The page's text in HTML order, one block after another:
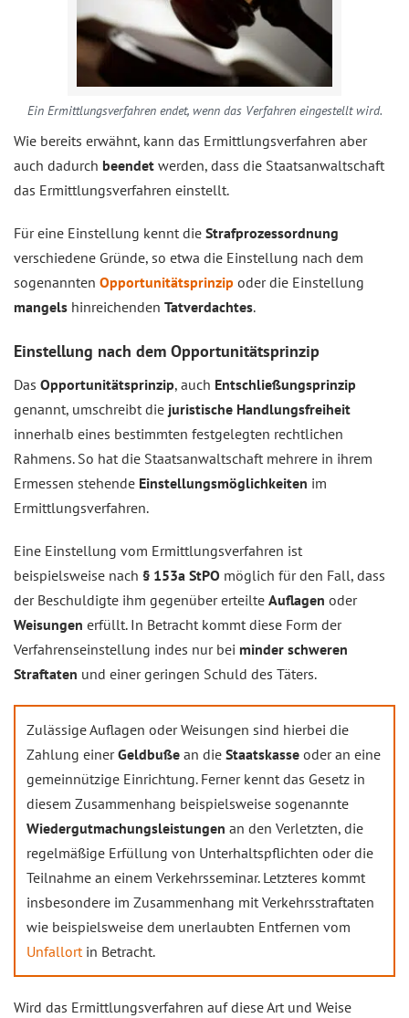
Ein Ermittlungsverfahren endet, wenn das Verfahren eingestellt wird.
Wie bereits erwähnt, kann das Ermittlungsverfahren aber
auch dadurch beendet werden, dass die Staatsanwaltschaft
das Ermittlungsverfahren einstellt.
Für eine Einstellung kennt die Strafprozessordnung
verschiedene Gründe, so etwa die Einstellung nach dem
sogenannten Opportunitätsprinzip oder die Einstellung
mangels hinreichenden Tatverdachtes.
Einstellung nach dem Opportunitätsprinzip
Das Opportunitätsprinzip, auch Entschließungsprinzip
genannt, umschreibt die juristische Handlungsfreiheit
innerhalb eines bestimmten festgelegten rechtlichen
Rahmens. So hat die Staatsanwaltschaft mehrere in ihrem
Ermessen stehende Einstellungsmöglichkeiten im
Ermittlungsverfahren.
Eine Einstellung vom Ermittlungsverfahren ist
beispielsweise nach § 153a StPO möglich für den Fall, dass
der Beschuldigte ihm gegenüber erteilte Auflagen oder
Weisungen erfüllt. In Betracht kommt diese Form der
Verfahrenseinstellung indes nur bei minder schweren
Straftaten und einer geringen Schuld des Täters.
Zulässige Auflagen oder Weisungen sind hierbei die
Zahlung einerGeldbuße an die Staatskasse oder an eine
gemeinnützige Einrichtung. Ferner kennt das Gesetz in
diesem Zusammenhang beispielsweise sogenannte
Wiedergutmachungsleistungen an den Verletzten, die
regelmäßige Erfüllung von Unterhaltspflichten oder die
Teilnahme an einem Verkehrsseminar. Letzteres kommt
insbesondere im Zusammenhang mit Verkehrsstraftaten
wie beispielsweise dem unerlaubten Entfernen vom
Unfallortin Betracht.
Wird das Ermittlungsverfahren auf diese Art und Weise